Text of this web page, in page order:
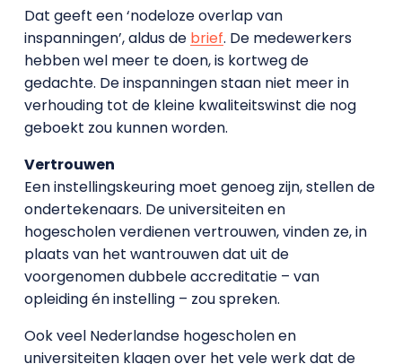
Dat geeft een ‘nodeloze overlap van
inspanningen’, aldus de brief. De medewerkers
hebben wel meer te doen, is kortweg de
gedachte. De inspanningen staan niet meer in
verhouding tot de kleine kwaliteitswinst die nog
geboekt zou kunnen worden.
Vertrouwen
Een instellingskeuring moet genoeg zijn, stellen de
ondertekenaars. De universiteiten en
hogescholen verdienen vertrouwen, vinden ze, in
plaats van het wantrouwen dat uit de
voorgenomen dubbele accreditatie – van
opleiding én instelling – zou spreken.
Ook veel Nederlandse hogescholen en
universiteiten klagen over het vele werk dat de